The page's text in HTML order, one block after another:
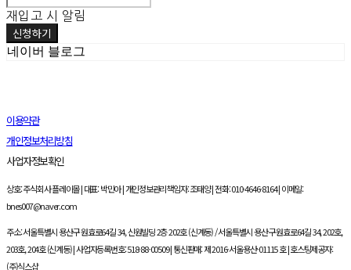
재입고 시 알림
신청하기
네이버 블로그
이용약관
개인정보처리방침
사업자정보확인
상호: 주식회사 플레이몰 | 대표: 박민아 | 개인정보관리책임자: 조태양 | 전화: 010-4646-8164 | 이메일:
bnes007@naver.com
주소: 서울특별시 용산구 원효로64길 34, 신원빌딩 2층 202호 (신계동) / 서울특별시 용산구 원효로64길 34, 202호,
203호, 204호 (신계동) | 사업자등록번호:518-88-00509| 통신판매:제 2016-서울용산-01115 호| 호스팅제공자:
(주)식스샵